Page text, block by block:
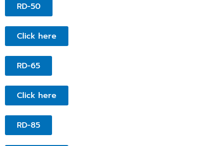
RD-50
Click here
RD-65
Click here
RD-85